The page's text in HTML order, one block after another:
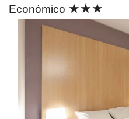
Económico ★★★